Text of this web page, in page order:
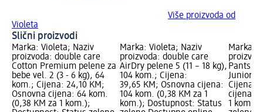
Više proizvoda od
Violeta
Slični proizvodi
Marka: Violeta; Naziv
proizvoda: double care
Cotton Premium pelene za
bebe vel. 2 (3 - 6 kg), 64
kom.; Cijena: 24,10 KM;
Osnovna cijena: 64 kom.
(0,38 KM za 1 kom.);
Marka: Violeta; Naziv
proizvoda: double care
AirDry pelene 5 (11 – 18 kg),
104 kom.; Cijena:
39,65 KM; Osnovna cijena:
104 kom. (0,38 KM za 1
kom.); Dostupnost: Status
Marka:
Pants
Junior
Cijena:
cijena:
1 kom.);